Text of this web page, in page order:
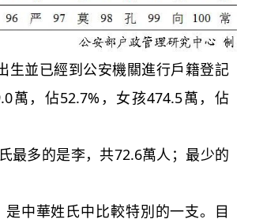
並已經到公安機關進行戶籍登記
萬，佔52.7%，女孩474.5萬，佔
多的是李，共72.6萬人；最少的
華姓氏中比較特別的一支。目